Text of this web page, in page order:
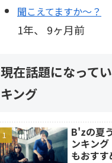
聞こえてますか～？
1年、 9ヶ月前
現在話題になって
キング
B'zの夏
ンキン
もおすす